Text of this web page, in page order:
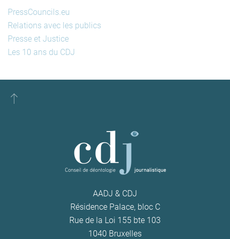
PressCouncils.eu
Relations avec les publics
Presse et Justice
Les 10 ans du CDJ
AADJ & CDJ
Résidence Palace, bloc C
Rue de la Loi 155 bte 103
1040 Bruxelles